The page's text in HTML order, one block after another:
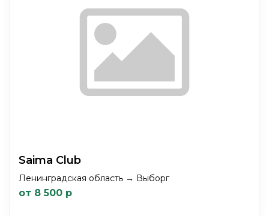
Saima Club
Ленинградская область → Выборг
от 8 500 р